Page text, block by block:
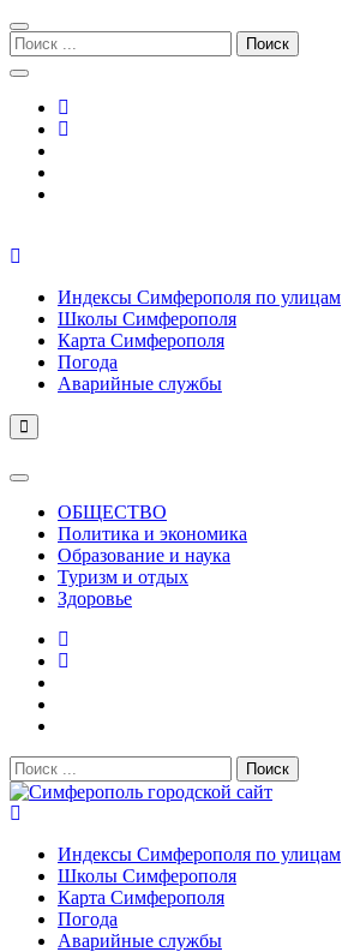
Перейти
к
навигации
Перейти
к
содержимому
Поиск:
Индексы Симферополя по улицам
Школы Симферополя
Карта Симферополя
Погода
Аварийные службы
ОБЩЕСТВО
Политика и экономика
Образование и наука
Туризм и отдых
Здоровье
Поиск:
Индексы Симферополя по улицам
Школы Симферополя
Карта Симферополя
Погода
Аварийные службы